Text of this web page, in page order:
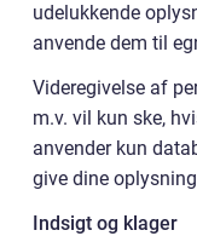
udelukkende
anvende dem til
Videregivelse af
m.v. vil kun ske,
anvender kun
give dine
Indsigt og klager